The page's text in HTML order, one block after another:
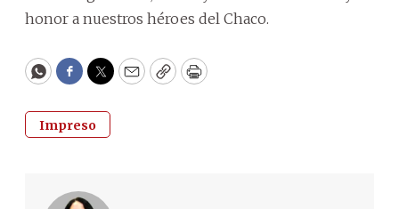
honor a nuestros héroes del Chaco.
WhatsApp
Facebook
Twitter
EmailCopyPrint
Impreso